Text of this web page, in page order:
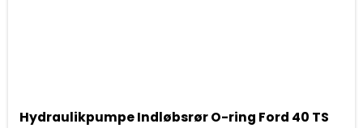
Hydraulikpumpe Indløbsrør O-ring Ford 40 TS